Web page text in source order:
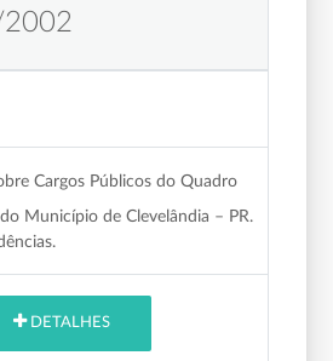
2002
Cargos Públicos do Quadro
Município de Clevelândia – PR.
DETALHES